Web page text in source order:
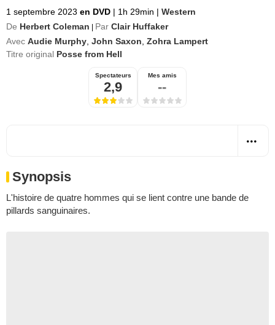
1 septembre 2023 en DVD | 1h 29min | Western
De Herbert Coleman Par Clair Huffaker
Avec Audie Murphy John Saxon Zohra Lampert
Titre original Posse from Hell
Spectateurs
2,9
Mes amis
--
Synopsis
L'histoire de quatre hommes qui se lient contre une bande de
pillards sanguinaires.